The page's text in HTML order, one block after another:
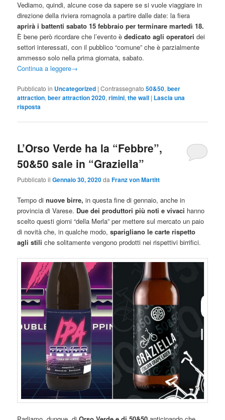
Vediamo, quindi, alcune cose da sapere se si vuole viaggiare in
direzione della riviera romagnola a partire dalle date: la fiera
aprirà i battenti sabato 15 febbraio per terminare martedì 18.
È bene però ricordare che l’evento èdedicato agli operatori dei
settori interessati, con il pubblico “comune” che è parzialmente
ammesso solo nella prima giornata, sabato.
Continua a leggere→
Pubblicato in Uncategorized |Contrassegnato 50&50,beer
attraction,beer attraction 2020,rimini,the wall | Lascia una
risposta
L’Orso Verde ha la “Febbre”,
50&50 sale in “Graziella”
Pubblicato ilGennaio 30, 2020daFranz von Martitt
Tempo dinuove birre, in questa fine di gennaio, anche in
provincia di Varese. Due dei produttori più noti e vivaci hanno
scelto questi giorni “della Merla” per mettere sul mercato un paio
di novità che, in qualche modo,sparigliano le carte rispetto
agli stili che solitamente vengono prodotti nei rispettivi birrifici.